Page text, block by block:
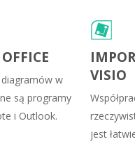
w
są programy
i Outlook.
VISIO
jest